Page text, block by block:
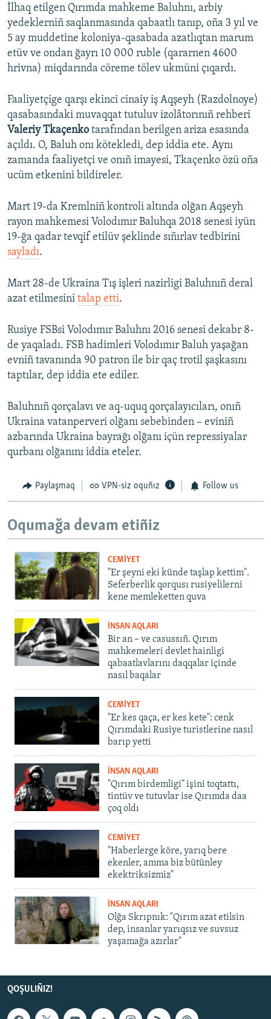
İlhaq etilgen Qırımda mahkeme Baluhnı, arbiy
yedeklerniñ saqlanmasında qabaatlı tanıp, oña 3 yıl ve
5 ay muddetine koloniya-qasabada azatlıqtan marum
etüv ve ondan ğayrı 10 000 ruble (qararnen 4600
hrivna) miqdarında cöreme tölev ukmüni çıqardı.
Faaliyetçige qarşı ekinci cinaiy iş Aqşeyh (Razdolnoye)
qasabasındaki muvaqqat tutuluv izolâtorınıñ rehberi
Valeriy Tkaçenko tarafından berilgen ariza esasında
açıldı. O, Baluh onı kötekledi, dep iddia ete. Aynı
zamanda faaliyetçi ve onıñ imayesi, Tkaçenko özü oña
ucüm etkenini bildireler.
Mart 19-da Kremlniñ kontroli altında olğan Aqşeyh
rayon mahkemesi Volodımır Baluhqa 2018 senesi iyün
19-ğa qadar tevqif etilüv şeklinde sıñırlav tedbirini
sayladı.
Mart 28-de Ukraina Tış işleri nazirligi Baluhnıñ deral
azat etilmesini talap etti.
Rusiye FSBsi Volodımır Baluhnı 2016 senesi dekabr 8-
de yaqaladı. FSB hadimleri Volodımır Baluh yaşağan
evniñ tavanında 90 patron ile bir qaç trotil şaşkasını
taptılar, dep iddia ete ediler.
Baluhnıñ qorçalavı ve aq-uquq qorçalayıcıları, onıñ
Ukraina vatanperveri olğanı sebebinden – eviniñ
azbarında Ukraina bayrağı olğanı içün repressiyalar
qurbanı olğanını iddia eteler.
Paylaşmaq VPN-siz oquñız Follow us
Oqumağa devam etiñiz
CEMİYET
"Er şeyni eki künde taşlap kettim".
Seferberlik qorqusı rusiyelilerni
kene memleketten quva
İNSAN AQLARI
Bir an – ve casussıñ. Qırım
mahkemeleri devlet hainligi
qabaatlavlarını daqqalar içinde
nasıl baqalar
CEMİYET
"Er kes qaça, er kes kete": cenk
Qırımdaki Rusiye turistlerine nasıl
barıp yetti
İNSAN AQLARI
"Qırım birdemligi" işini toqtattı,
tintüv ve tutuvlar ise Qırımda daa
çoq oldı
CEMİYET
"Haberlerge köre, yarıq bere
ekenler, amma biz bütünley
ekektriksizmiz"
İNSAN AQLARI
Olğa Skrıpnık: "Qırım azat etilsin
dep, insanlar yarıqsız ve suvsuz
yaşamağa azırlar"
QOŞULIÑIZ!